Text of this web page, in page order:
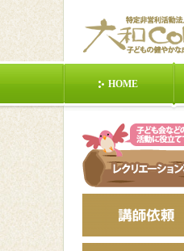
HOME
東日本大震災
日本昭和村